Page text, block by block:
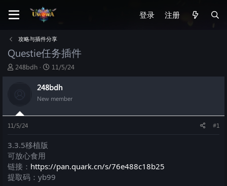
登录 注册
攻略与插件分享
Questie任务插件
T
h
d
r
t
e
r
248bdh
S
t
a
t
11/5/24
248bdh
New member
11/5/24 #1
3.3.5移植版
可放心食用
链接： https://pan.quark.cn/s/76e488c18b25
提取码：yb99